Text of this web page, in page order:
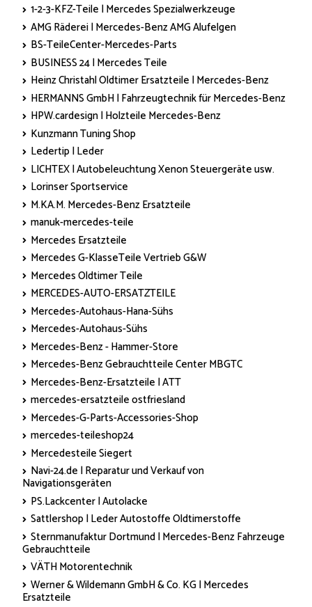
1-2-3-KFZ-Teile | Mercedes Spezialwerkzeuge
AMG Räderei | Mercedes-Benz AMG Alufelgen
BS-TeileCenter-Mercedes-Parts
BUSINESS 24 | Mercedes Teile
Heinz Christahl Oldtimer Ersatzteile | Mercedes-Benz
HERMANNS GmbH | Fahrzeugtechnik für Mercedes-Benz
HPW.cardesign | Holzteile Mercedes-Benz
Kunzmann Tuning Shop
Ledertip | Leder
LICHTEX | Autobeleuchtung Xenon Steuergeräte usw.
Lorinser Sportservice
M.KA.M. Mercedes-Benz Ersatzteile
manuk-mercedes-teile
Mercedes Ersatzteile
Mercedes G-KlasseTeile Vertrieb G&W
Mercedes Oldtimer Teile
MERCEDES-AUTO-ERSATZTEILE
Mercedes-Autohaus-Hana-Sühs
Mercedes-Autohaus-Sühs
Mercedes-Benz - Hammer-Store
Mercedes-Benz Gebrauchtteile Center MBGTC
Mercedes-Benz-Ersatzteile | ATT
mercedes-ersatzteile ostfriesland
Mercedes-G-Parts-Accessories-Shop
mercedes-teileshop24
Mercedesteile Siegert
Navi-24.de | Reparatur und Verkauf von
Navigationsgeräten
PS.Lackcenter | Autolacke
Sattlershop | Leder Autostoffe Oldtimerstoffe
Sternmanufaktur Dortmund | Mercedes-Benz Fahrzeuge
Gebrauchtteile
VÄTH Motorentechnik
Werner & Wildemann GmbH & Co. KG | Mercedes
Ersatzteile